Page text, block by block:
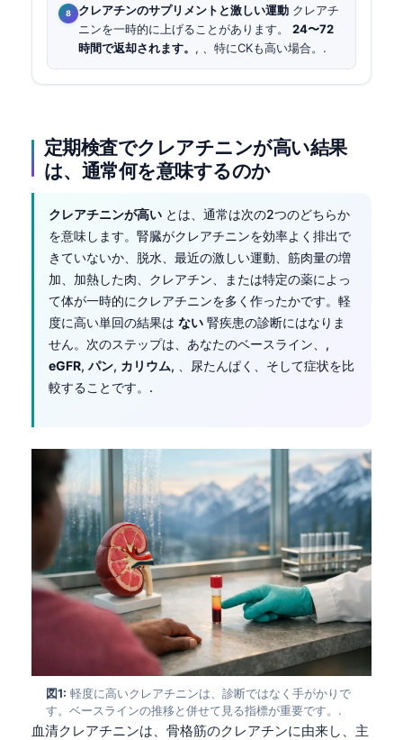
クレアチンのサプリメントと激しい運動 クレアチ
ニンを一時的に上げることがあります。 24〜72
時間で返却されます。 , 、特にCKも高い場合。.
定期検査でクレアチニンが高い結果
は、通常何を意味するのか
クレアチニンが高い とは、通常は次の2つのどちらか
を意味します。腎臓がクレアチニンを効率よく排出で
きていないか、脱水、最近の激しい運動、筋肉量の増
加、加熱した肉、クレアチン、または特定の薬によっ
て体が一時的にクレアチニンを多く作ったかです。軽
度に高い単回の結果は ない 腎疾患の診断にはなりま
せん。次のステップは、あなたのベースライン、,
eGFR, パン, カリウム, 、尿たんぱく、そして症状を比
較することです。.
図1: 軽度に高いクレアチニンは、診断ではなく手がかりで
す。ベースラインの推移と併せて見る指標が重要です。.
血清クレアチニンは、骨格筋のクレアチンに由来し、主